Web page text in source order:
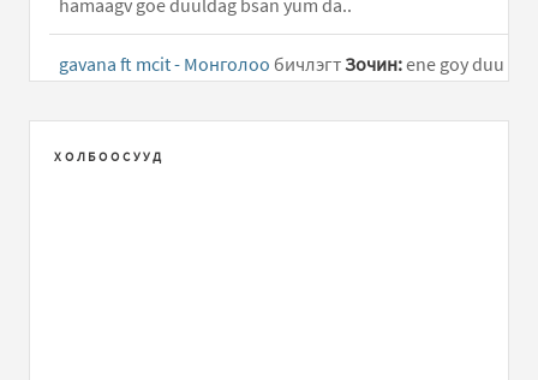
hamaagv goe duuldag bsan yum da..
gavana ft mcit - Монголоо бичлэгтЗочин:ene goy duu
4 zugiin shine duu
ХОЛБООСУУД